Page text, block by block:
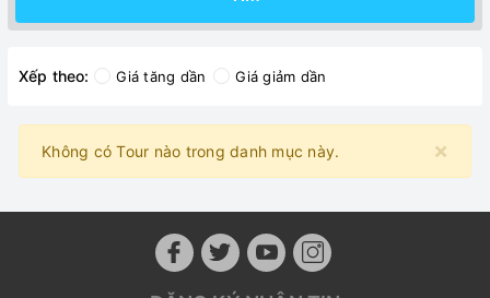
Xếp theo: Giá tăng dần Giá giảm dần
×
Không có Tour nào trong danh mục này.